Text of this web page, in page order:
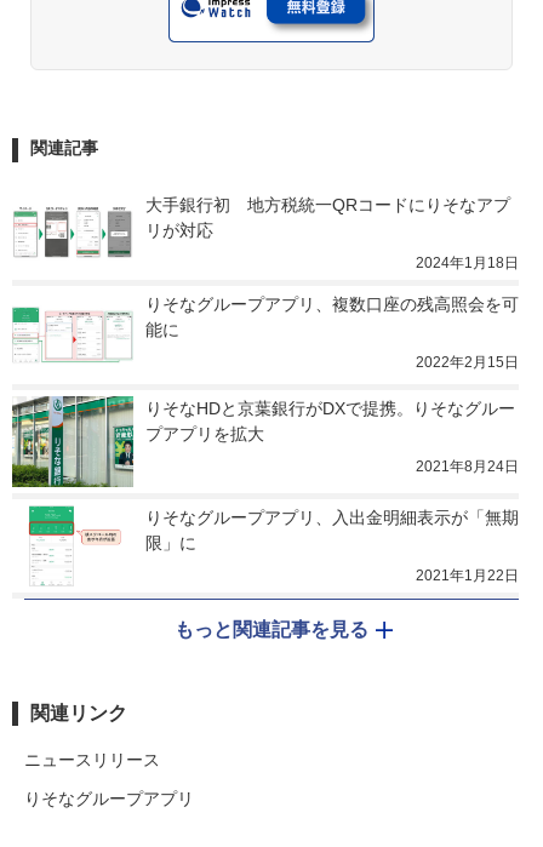
関連記事
大手銀行初　地方税統一QRコードにりそなアプ
リが対応
2024年1月18日
りそなグループアプリ、複数口座の残高照会を可
能に
2022年2月15日
りそなHDと京葉銀行がDXで提携。りそなグルー
プアプリを拡大
2021年8月24日
りそなグループアプリ、入出金明細表示が「無期
限」に
2021年1月22日
もっと関連記事を見る
関連リンク
ニュースリリース
りそなグループアプリ